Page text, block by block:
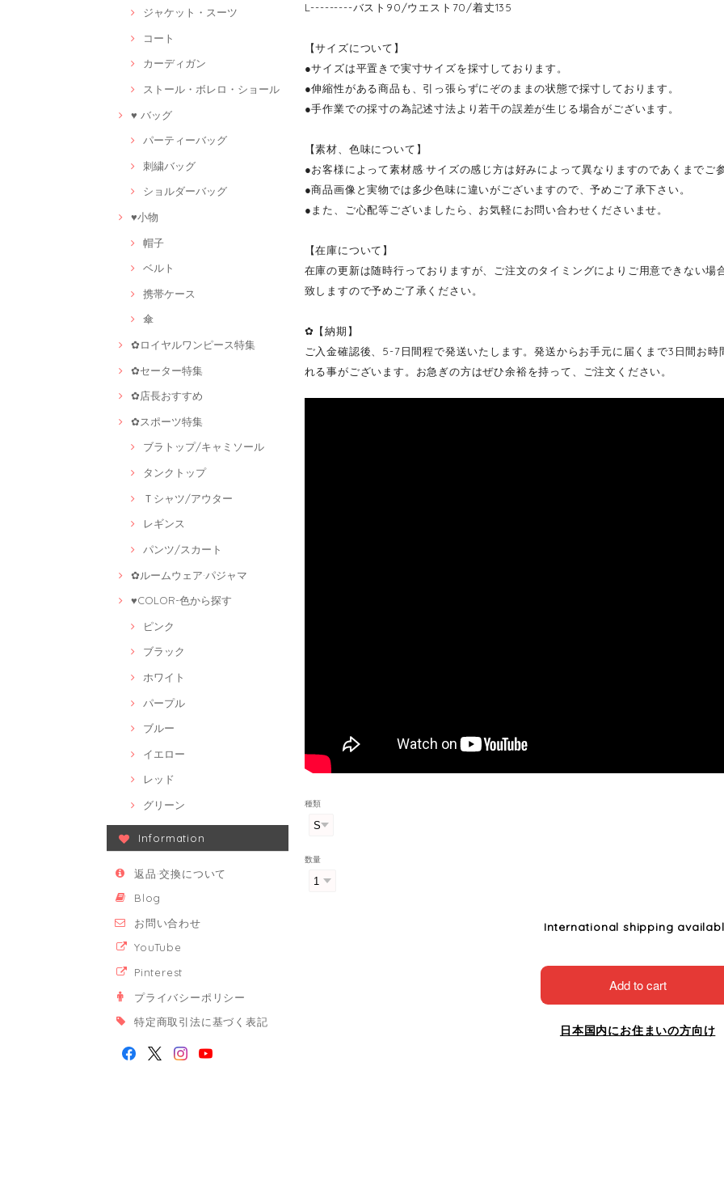
ジャケット・スーツ
コート
カーディガン
ストール・ボレロ・ショール
♥ バッグ
パーティーバッグ
刺繍バッグ
ショルダーバッグ
♥小物
帽子
ベルト
携帯ケース
傘
✿ロイヤルワンピース特集
✿セーター特集
✿店長おすすめ
✿スポーツ特集
ブラトップ/キャミソール
タンクトップ
Ｔシャツ/アウター
レギンス
パンツ/スカート
✿ルームウェア·パジャマ
♥COLOR-色から探す
ピンク
ブラック
ホワイト
パープル
ブルー
イエロー
レッド
グリーン
Information
返品·交換について
Blog
お問い合わせ
YouTube
Pinterest
プライバシーポリシー
特定商取引法に基づく表記
L---------バスト90/ウエスト70/着丈135
【サイズについて】
●サイズは平置きで実寸サイズを採寸しております。
●伸縮性がある商品も、引っ張らずにぞのままの状態で採寸しております。
●手作業での採寸の為記述寸法より若干の誤差が生じる場合がございます。
【素材、色味について】
●お客様によって素材感·サイズの感じ方は好みによって異なりますのであくまでご
●商品画像と実物では多少色味に違いがございますので、予めご了承下さい。
●また、ご心配等ございましたら、お気軽にお問い合わせくださいませ。
【在庫について】
在庫の更新は随時行っておりますが、ご注文のタイミングによりご用意できない場
致しますので予めご了承ください。
✿【納期】
ご入金確認後、5-7日間程で発送いたします。発送からお手元に届くまで3日間お
れる事がございます。お急ぎの方はぜひ余裕を持って、ご注文ください。
種類
数量
International shipping
Add to cart
日本国内にお住まいの方向け